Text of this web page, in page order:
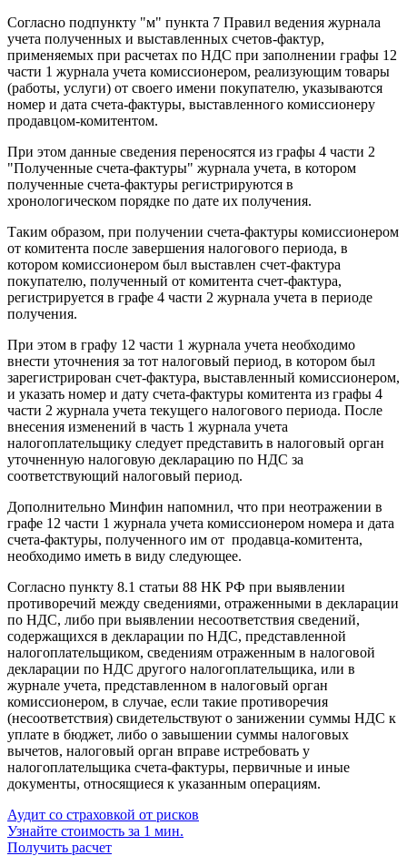
Согласно подпункту "м" пункта 7 Правил ведения журнала
учета полученных и выставленных счетов-фактур,
применяемых при расчетах по НДС при заполнении графы 12
части 1 журнала учета комиссионером, реализующим товары
(работы, услуги) от своего имени покупателю, указываются
номер и дата счета-фактуры, выставленного комиссионеру
продавцом-комитентом.
При этом данные сведения переносятся из графы 4 части 2
"Полученные счета-фактуры" журнала учета, в котором
полученные счета-фактуры регистрируются в
хронологическом порядке по дате их получения.
Таким образом, при получении счета-фактуры комиссионером
от комитента после завершения налогового периода, в
котором комиссионером был выставлен счет-фактура
покупателю, полученный от комитента счет-фактура,
регистрируется в графе 4 части 2 журнала учета в периоде
получения.
При этом в графу 12 части 1 журнала учета необходимо
внести уточнения за тот налоговый период, в котором был
зарегистрирован счет-фактура, выставленный комиссионером,
и указать номер и дату счета-фактуры комитента из графы 4
части 2 журнала учета текущего налогового периода. После
внесения изменений в часть 1 журнала учета
налогоплательщику следует представить в налоговый орган
уточненную налоговую декларацию по НДС за
соответствующий налоговый период.
Дополнительно Минфин напомнил, что при неотражении в
графе 12 части 1 журнала учета комиссионером номера и дата
счета-фактуры, полученного им от продавца-комитента,
необходимо иметь в виду следующее.
Согласно пункту 8.1 статьи 88 НК РФ при выявлении
противоречий между сведениями, отраженными в декларации
по НДС, либо при выявлении несоответствия сведений,
содержащихся в декларации по НДС, представленной
налогоплательщиком, сведениям отраженным в налоговой
декларации по НДС другого налогоплательщика, или в
журнале учета, представленном в налоговый орган
комиссионером, в случае, если такие противоречия
(несоответствия) свидетельствуют о занижении суммы НДС к
уплате в бюджет, либо о завышении суммы налоговых
вычетов, налоговый орган вправе истребовать у
налогоплательщика счета-фактуры, первичные и иные
документы, относящиеся к указанным операциям.
Аудит со страховкой от рисков
Узнайте стоимость за 1 мин.
Получить расчет